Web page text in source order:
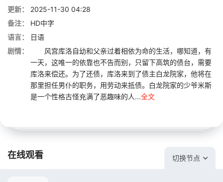
更新：
2025-11-30 04:28
备注：
HD中字
语言：
日语
剧情：
风宫库洛自幼和父亲过着相依为命的生活，哪知道，有
一天，这唯一的依靠也不告而别，只留下高筑的债台，需要
库洛来偿还。为了还债，库洛来到了债主白龙院家，他将在
那里担任男仆的职务，用劳动来抵债。白龙院家的少爷米斯
是一个性格古怪充满了恶趣味的人...全文
在线观看 切换节点